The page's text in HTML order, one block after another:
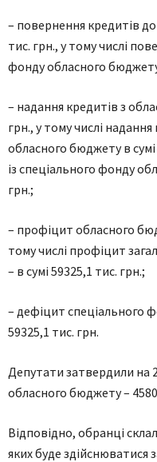
– повернення кредитів
тис. грн., у тому числі
фонду обласного бюджету
– надання кредитів з
грн., у тому числі
обласного бюджету в
із спеціального фонду
грн.;
– профіцит обласного
тому числі профіцит
– в сумі 59325,1 тис. грн.;
– дефіцит спеціального
59325,1 тис. грн.
Депутати затвердили на
обласного бюджету –
Відповідно, обранці
яких буде